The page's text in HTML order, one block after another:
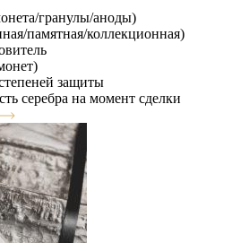
гранулы/аноды)
памятная/коллекционная)
защиты
серебра на момент сделки